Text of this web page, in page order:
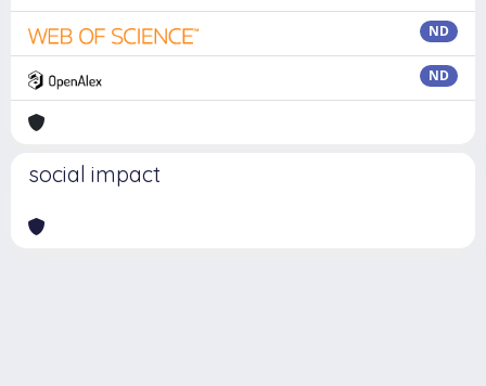
ND
ND
social impact